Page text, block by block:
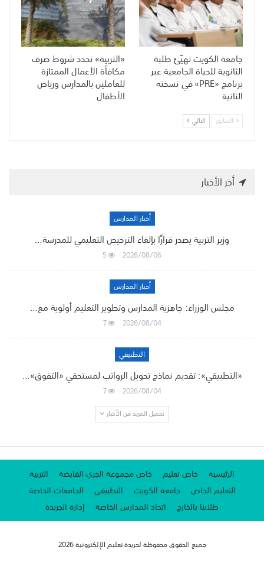
جامعة الكويت تهيّئ طلبة
الثانوية للحياة الجامعية عبر
برنامج «PRE» في نسخته
الثانية
«التربية» تحدد شروط صرف
مكافأة الأعمال الممتازة
للعاملين بالمدارس ورياض
الأطفال
السابق التالي
أخر الأخبار
أخبار المدارس
وزير التربية يصدر قرارًا بإلغاء الترخيص التعليمي للمدرسة…
2026/08/06
5
أخبار المدارس
مجلس الوزراء: جاهزية المدارس وتطوير التعليم أولوية مع…
2026/08/04
7
التطبيقي
«التطبيقي»: تقديم نماذج تحويل الرواتب لمستحقي «التفوق»…
2026/08/04
7
تحميل المزيد من الأخبار
الرئيسية خاص تعليم خاص مجموعة الجري القابضة
التربية
التعليم الخاص
جامعة الكويت التطبيقي
الجامعات الخاصة
طلابنا بالخارج
اتحاد المدارس الخاصة إدارة الجريدة
جميع الحقوق محفوظة لجريدة تعليم الإلكترونية 2026